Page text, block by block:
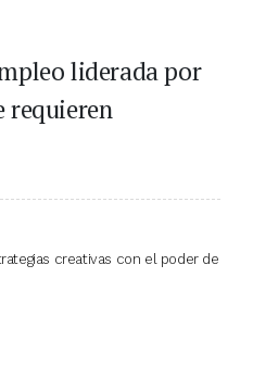
liderada por
requieren
creativas con el poder de